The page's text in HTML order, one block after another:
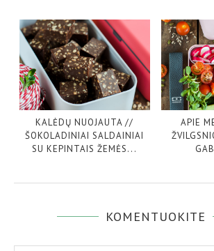
KALĖDŲ NUOJAUTA //
ŠOKOLADINIAI SALDAINIAI
SU KEPINTAIS ŽEMĖS...
APIE
KOMENTUOKITE